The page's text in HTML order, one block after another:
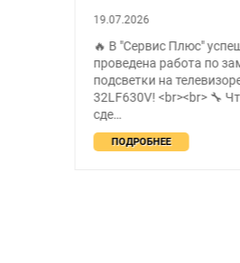
15.07.2026
⌚ В "Сервис Плюс"
проведены работы по
переклейке тачскрина
часах Apple Watch SE!
🔧 Что …
ПОДРОБНЕЕ